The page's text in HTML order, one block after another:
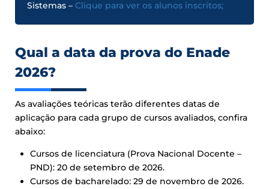
Sistemas – Clique para ver os alunos inscritos;
Qual a data da prova do Enade
2026?
As avaliações teóricas terão diferentes datas de
aplicação para cada grupo de cursos avaliados, confira
abaixo:
Cursos de licenciatura (Prova Nacional Docente –
PND): 20 de setembro de 2026.
Cursos de bacharelado: 29 de novembro de 2026.